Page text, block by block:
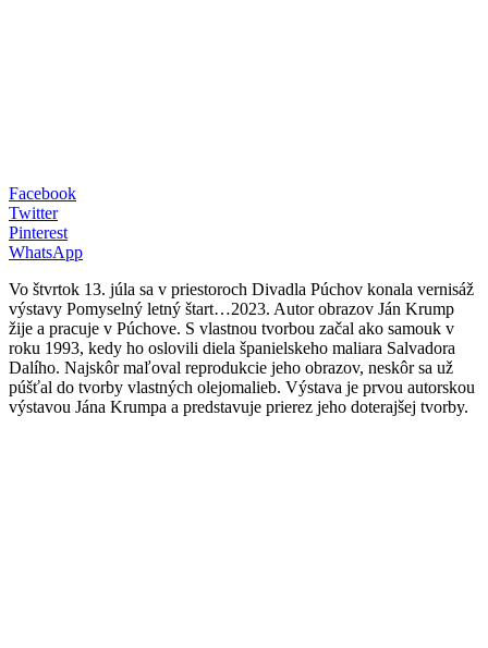
Facebook
Twitter
Pinterest
WhatsApp
Vo štvrtok 13. júla sa v priestoroch Divadla Púchov konala vernisáž
výstavy Pomyselný letný štart…2023. Autor obrazov Ján Krump
žije a pracuje v Púchove. S vlastnou tvorbou začal ako samouk v
roku 1993, kedy ho oslovili diela španielskeho maliara Salvadora
Dalího. Najskôr maľoval reprodukcie jeho obrazov, neskôr sa už
púšťal do tvorby vlastných olejomalieb. Výstava je prvou autorskou
výstavou Jána Krumpa a predstavuje prierez jeho doterajšej tvorby.